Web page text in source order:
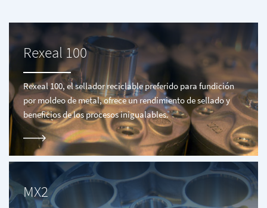
Rexeal 100
Rexeal 100, el sellador reciclable preferido para fundición
por moldeo de metal, ofrece un rendimiento de sellado y
beneficios de los procesos inigualables.
MX2